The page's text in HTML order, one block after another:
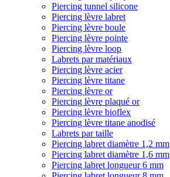
Piercing tunnel silicone
Piercing lèvre labret
Piercing lèvre boule
Piercing lèvre pointe
Piercing lèvre loop
Labrets par matériaux
Piercing lèvre acier
Piercing lèvre titane
Piercing lèvre or
Piercing lèvre plaqué or
Piercing lèvre bioflex
Piercing lèvre titane anodisé
Labrets par taille
Piercing labret diamètre 1,2 mm
Piercing labret diamètre 1,6 mm
Piercing labret longueur 6 mm